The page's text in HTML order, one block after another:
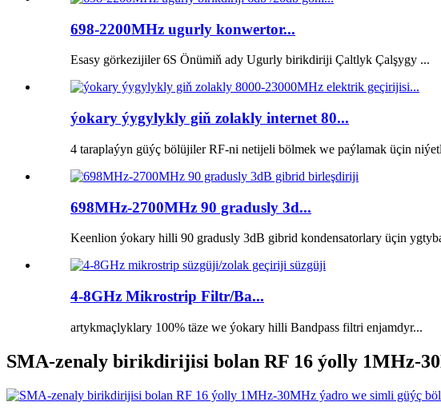
698-2200MHz ugurly konwertor...
Esasy görkezijiler 6S Önümiň ady Ugurly birikdiriji Çaltlyk Çalşygy ...
ýokary ýygylykly giň zolakly internet 80...
4 taraplaýyn güýç bölüjiler RF-ni netijeli bölmek we paýlamak üçin
698MHz-2700MHz 90 gradusly 3d...
Keenlion ýokary hilli 90 gradusly 3dB gibrid kondensatorlary üçin
4-8GHz Mikrostrip Filtr/Ba...
artykmaçlyklary 100% täze we ýokary hilli Bandpass filtri enjamdyr...
SMA-zenaly birikdirijisi bolan RF 16 ýolly 1MHz-